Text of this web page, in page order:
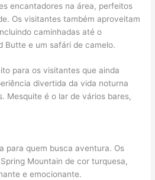
encantadores na área, perfeitos
Os visitantes também aproveitam
caminhadas até o
Butte e um safári de camelo.
para os visitantes que ainda
divertida da vida noturna
Mesquite é o lar de vários bares,
para quem busca aventura. Os
Mountain de cor turquesa,
e emocionante.